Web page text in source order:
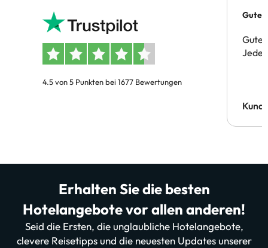
4.5 von 5 Punkten bei 1677 Bewertungen
Gutes
Gute
Erhalten Sie die besten
Hotelangebote vor allen anderen!
Seid die Ersten, die unglaubliche Hotelangebote,
clevere Reisetipps und die neuesten Updates unserer